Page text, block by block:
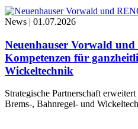
News | 01.07.2026
Neuenhauser Vorwald
Kompetenzen für
Wickeltechnik
Strategische Partnerschaft
Brems-, Bahnregel- und